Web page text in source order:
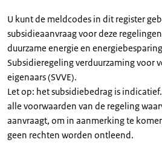
U kunt de meldcodes in dit register
subsidieaanvraag voor deze
duurzame energie en
Subsidieregeling verduurzaming voor
eigenaars (SVVE).
Let op: het subsidiebedrag is
alle voorwaarden van de regeling
aanvraagt, om in aanmerking te
geen rechten worden ontleend.